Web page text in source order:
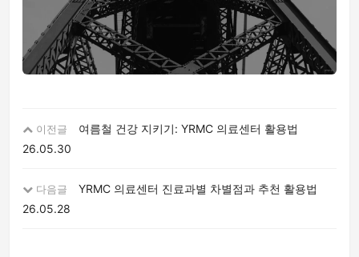
이전글
여름철 건강 지키기: YRMC 의료센터 활용법
26.05.30
다음글
YRMC 의료센터 진료과별 차별점과 추천 활용법
26.05.28